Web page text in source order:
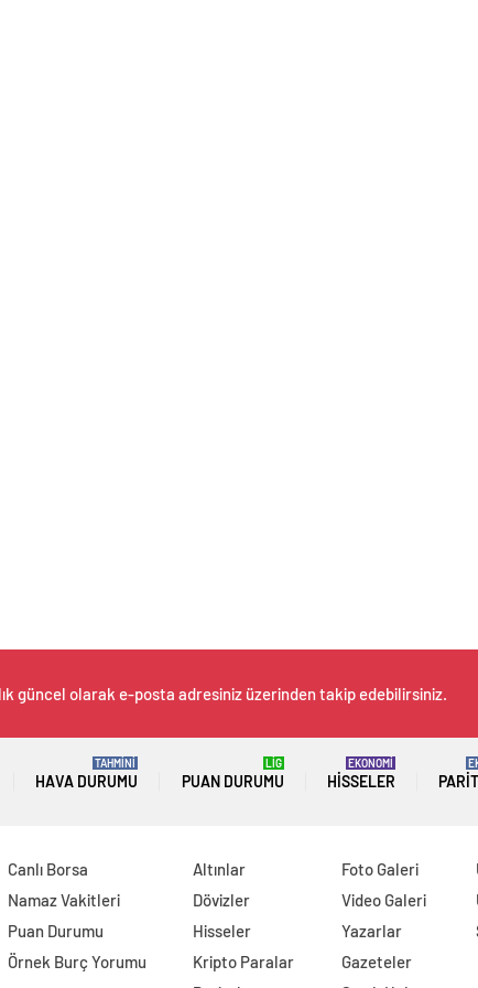
güncel olarak e-posta adresiniz üzerinden takip edebilirsiniz.
HAVA DURUMU
TAHMİNİ
PUAN DURUMU
LİG
HISSELER
EKONOMİ
Canlı Borsa
Namaz Vakitleri
Puan Durumu
Örnek Burç Yorumu
Altınlar
Dövizler
Hisseler
Kripto Paralar
Foto Galeri
Video Galeri
Yazarlar
Gazeteler